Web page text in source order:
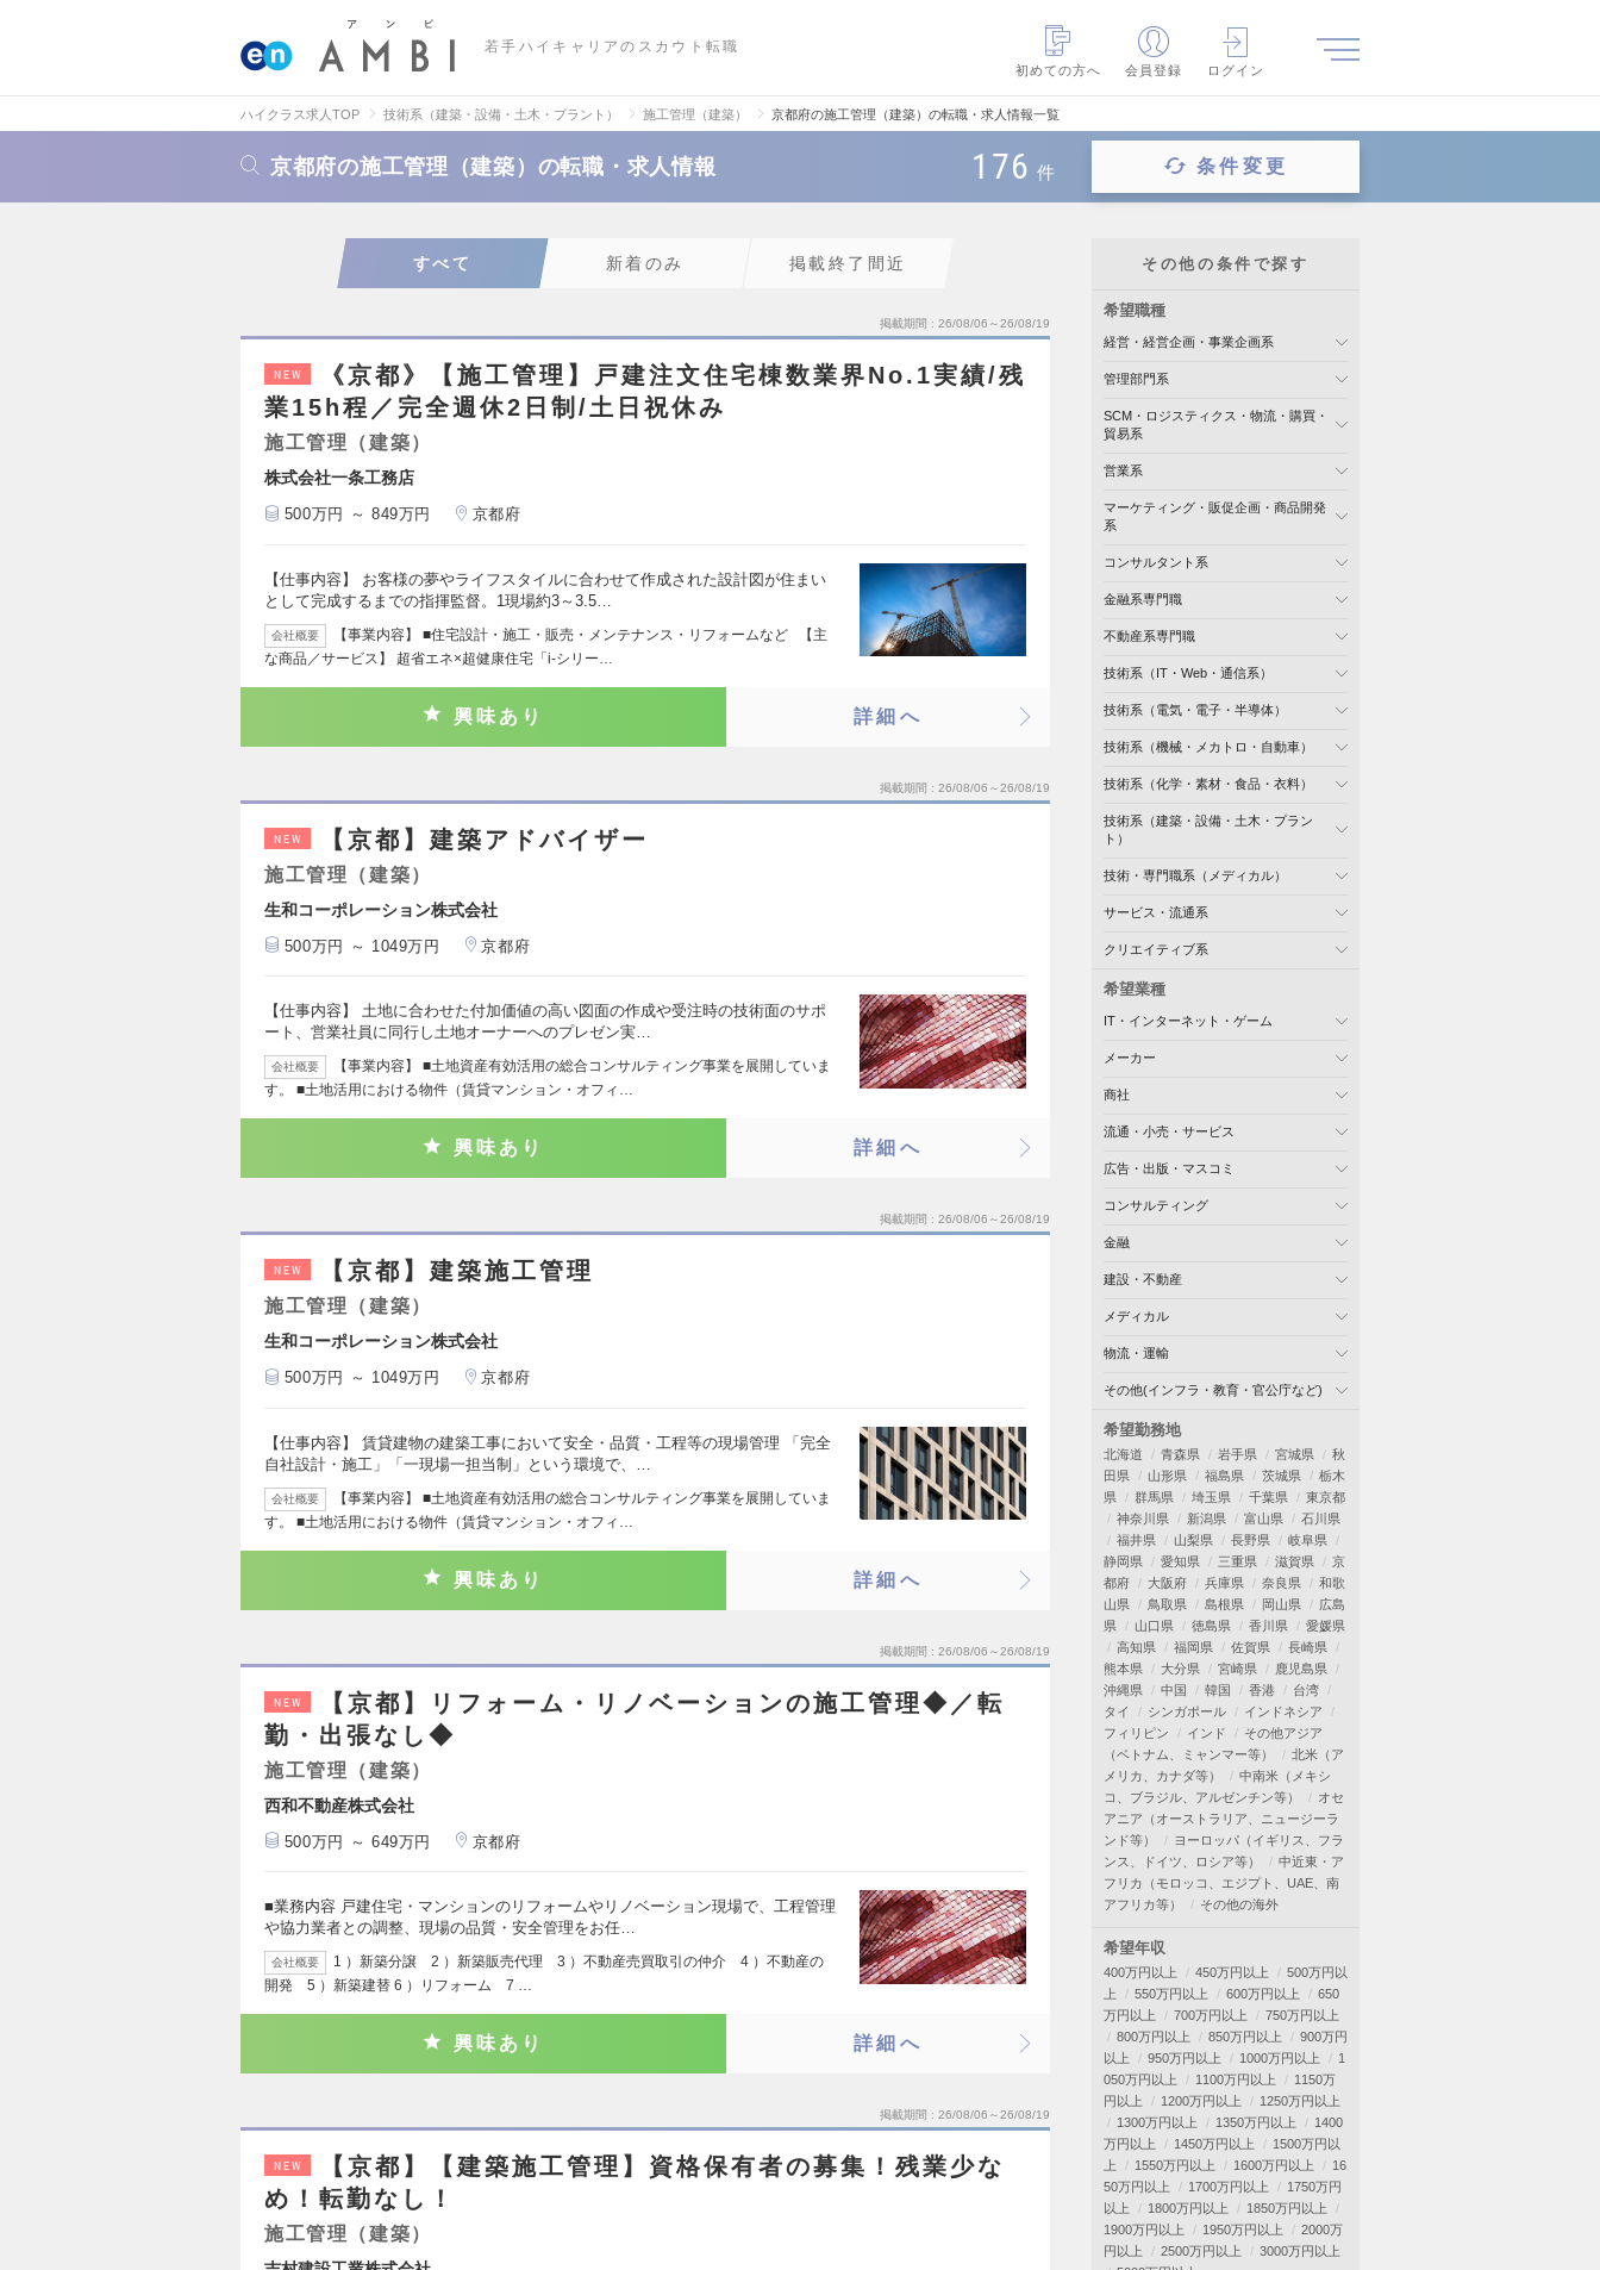
若手ハイキャリアのスカウト転職
初めての方へ
会員登録 ログイン
ハイクラス求人TOP 技術系（建築・設備・土木・プラント） 施工管理（建築） 京都府の施工管理（建築）の転職・求人情報一覧
京都府の施工管理（建築）の転職・求人情報 176 件 条件変更
すべて 新着のみ 掲載終了間近
掲載期間 26/08/06～26/08/19
NEW
《京都》【施工管理】戸建注文住宅棟数業界No.1実績/残
業15h程／完全週休2日制/土日祝休み
施工管理（建築）
株式会社一条工務店
500万円 ～ 849万円 京都府
【仕事内容】 お客様の夢やライフスタイルに合わせて作成された設計図が住まい
として完成するまでの指揮監督。1現場約3～3.5…
会社概要
【事業内容】 ■住宅設計・施工・販売・メンテナンス・リフォームなど 【主
な商品／サービス】 超省エネ×超健康住宅「i-シリー…
興味あり 詳細へ
掲載期間 26/08/06～26/08/19
NEW 【京都】建築アドバイザー
施工管理（建築）
生和コーポレーション株式会社
500万円 ～ 1049万円 京都府
【仕事内容】 土地に合わせた付加価値の高い図面の作成や受注時の技術面のサポ
ート、営業社員に同行し土地オーナーへのプレゼン実…
会社概要
【事業内容】 ■土地資産有効活用の総合コンサルティング事業を展開していま
す。 ■土地活用における物件（賃貸マンション・オフィ…
興味あり 詳細へ
掲載期間 26/08/06～26/08/19
NEW 【京都】建築施工管理
施工管理（建築）
生和コーポレーション株式会社
500万円 ～ 1049万円 京都府
【仕事内容】 賃貸建物の建築工事において安全・品質・工程等の現場管理 「完全
自社設計・施工」「一現場一担当制」という環境で、…
会社概要
【事業内容】 ■土地資産有効活用の総合コンサルティング事業を展開していま
す。 ■土地活用における物件（賃貸マンション・オフィ…
興味あり 詳細へ
掲載期間 26/08/06～26/08/19
NEW
【京都】リフォーム・リノベーションの施工管理◆／転
勤・出張なし◆
施工管理（建築）
西和不動産株式会社
500万円 ～ 649万円 京都府
■業務内容 戸建住宅・マンションのリフォームやリノベーション現場で、工程管理
や協力業者との調整、現場の品質・安全管理をお任…
会社概要
1 ）新築分譲 2 ）新築販売代理 3 ）不動産売買取引の仲介 4 ）不動産の
開発 5 ）新築建替 6 ）リフォーム 7 …
興味あり 詳細へ
掲載期間 26/08/06～26/08/19
NEW
【京都】【建築施工管理】資格保有者の募集！残業少な
め！転勤なし！
施工管理（建築）
その他の条件で探す
希望職種
経営・経営企画・事業企画系
管理部門系
SCM・ロジスティクス・物流・購買・
貿易系
営業系
マーケティング・販促企画・商品開発
系
コンサルタント系
金融系専門職
不動産系専門職
技術系（IT・Web・通信系）
技術系（電気・電子・半導体）
技術系（機械・メカトロ・自動車）
技術系（化学・素材・食品・衣料）
技術系（建築・設備・土木・プラン
ト）
技術・専門職系（メディカル）
サービス・流通系
クリエイティブ系
希望業種
IT・インターネット・ゲーム
メーカー
商社
流通・小売・サービス
広告・出版・マスコミ
コンサルティング
金融
建設・不動産
メディカル
物流・運輸
その他(インフラ・教育・官公庁など)
希望勤務地
北海道 青森県 岩手県 宮城県
秋
田県
山形県 福島県 茨城県
栃木
県
群馬県 埼玉県 千葉県
東京都
神奈川県
新潟県 富山県
石川県
福井県
山梨県 長野県
岐阜県
静岡県
愛知県 三重県 滋賀県
京
都府
大阪府 兵庫県 奈良県
和歌
山県
鳥取県 島根県 岡山県
広島
県
山口県 徳島県 香川県
愛媛県
高知県
福岡県 佐賀県
長崎県
熊本県
大分県 宮崎県
鹿児島県
沖縄県
中国 韓国 香港
台湾
タイ
シンガポール
インドネシア
フィリピン
インド
その他アジア
（ベトナム、ミャンマー等）
北米（ア
メリカ、カナダ等）
中南米（メキシ
コ、ブラジル、アルゼンチン等）
オセ
アニア（オーストラリア、ニュージーラ
ンド等）
ヨーロッパ（イギリス、フラ
ンス、ドイツ、ロシア等）
中近東・ア
フリカ（モロッコ、エジプト、UAE、南
アフリカ等）
その他の海外
希望年収
400万円以上 450万円以上
500万円以
上
550万円以上 600万円以上
650
万円以上
700万円以上
750万円以上
800万円以上
850万円以上
900万円
以上
950万円以上 1000万円以上
1
050万円以上
1100万円以上
1150万
円以上
1200万円以上
1250万円以上
1300万円以上
1350万円以上
1400
万円以上
1450万円以上
1500万円以
上
1550万円以上 1600万円以上
16
50万円以上
1700万円以上
1750万円
以上
1800万円以上
1850万円以上
1900万円以上
1950万円以上
2000万
円以上
2500万円以上
3000万円以上